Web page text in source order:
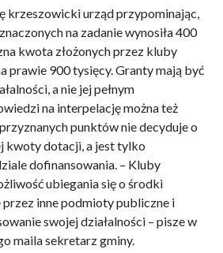
krzeszowicki urząd przypominając,
na zadanie wynosiła 400
kwota złożonych przez kluby
prawie 900 tysięcy. Granty mają być
a nie jej pełnym
na interpelację można też
punktów nie decyduje o
kwoty dotacji, a jest tylko
dofinansowania. – Kluby
ubiegania się o środki
inne podmioty publiczne i
swojej działalności – pisze w
maila sekretarz gminy.